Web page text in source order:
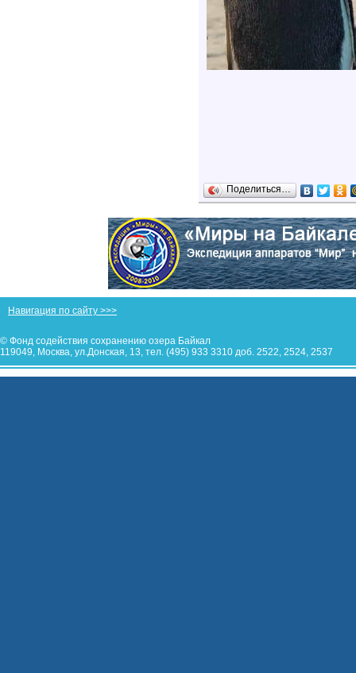
Поделиться…
Навигация по сайту >>>
© Фонд содействия сохранению озера Байкал
119049, Москва, ул.Донская, 13, тел. (495) 933 3310 доб. 2522, 2524, 2537